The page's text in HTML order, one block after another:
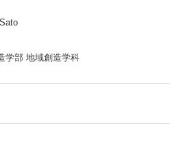
学部 地域創造学科